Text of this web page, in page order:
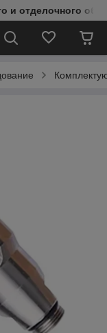
и отделочного